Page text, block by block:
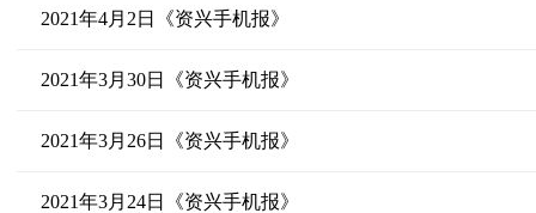
2021年4月2日《资兴手机报》
2021年3月30日《资兴手机报》
2021年3月26日《资兴手机报》
2021年3月24日《资兴手机报》